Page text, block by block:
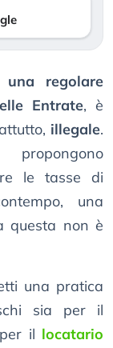
una regolare
Entrate, è
illegale.
le tasse di
una
questa non è
una pratica
sia per il
il locatario